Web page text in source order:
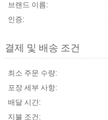
브랜드 이름:
인증:
결제 및 배송 조건
최소 주문 수량:
포장 세부 사항:
배달 시간:
지불 조건: